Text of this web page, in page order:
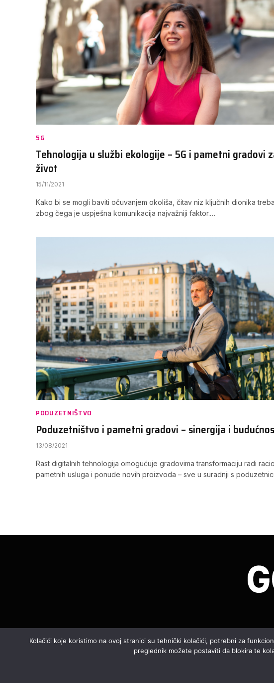
5G
Tehnologija u službi ekologije – 5G i pametni gradovi
život
15/11/2021
Kako bi se mogli baviti očuvanjem okoliša, čitav niz ključnih dionika
zbog čega je uspješna komunikacija najvažniji faktor.…
PODUZETNIŠTVO
Poduzetništvo i pametni gradovi – sinergija i
13/08/2021
Rast digitalnih tehnologija omogućuje gradovima transformaciju radi
pametnih usluga i ponude novih proizvoda – sve u suradnji s
2026.
Kolačići koje koristimo na ovoj stranici su tehnički kolačići, potrebni za
preglednik možete postaviti da blokira te